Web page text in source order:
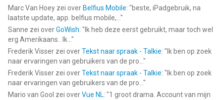
Marc Van Hoey zei over Belfius Mobile: "beste, iPadgebruik, na
laatste update, app. belfius mobile,... "
Sanne zei overGoWish: " Ik heb deze eerst gebruikt, maar toch wel
erg Amerikaans.. Ik... "
Frederik Visser zei overTekst naar spraak - Talkie: " Ik ben op zoek
naar ervaringen van gebruikers van de pro... "
Frederik Visser zei overTekst naar spraak - Talkie: " Ik ben op zoek
naar ervaringen van gebruikers van de pro... "
Mario van Gool zei overVue NL: "1 groot drama. Account van mijn